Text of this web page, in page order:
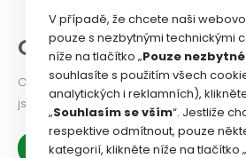
Odbory pomáhají
Odborový svaz svým členům opravdu
jsou konkrétní příklady.
Zobrazit více
V případě, že chcete naši
pouze s nezbytnými technickými
níže na tlačítko „Pouze
souhlasíte s použitím všech
analytických i reklamních),
„Souhlasím se vším“. Jestliže
respektive odmítnout, pouze
kategorií, klikněte níže na tlačítko „